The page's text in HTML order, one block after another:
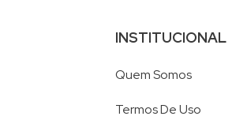
INSTITUCIONAL
Quem Somos
Termos De Uso